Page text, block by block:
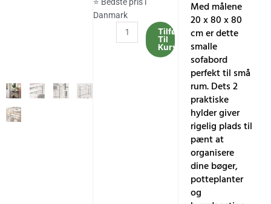
Danmark
Tilføj
Til
Kurv
Med målene
20 x 80 x 80
cm er dette
smalle
sofabord
perfekt til små
rum. Dets 2
praktiske
hylder giver
rigelig plads til
pænt at
organisere
dine bøger,
potteplanter
og